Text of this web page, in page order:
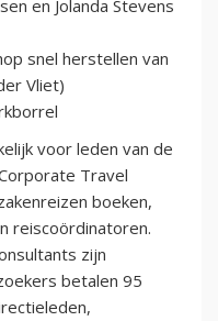
en Jolanda Stevens
snel herstellen van
Vliet)
voor leden van de
Travel
boeken,
reiscoördinatoren.
zijn
betalen 95